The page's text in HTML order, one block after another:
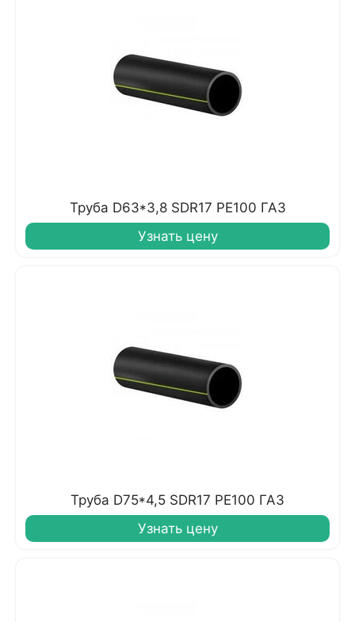
Труба D63*3,8 SDR17 PE100 ГАЗ
Узнать цену
Труба D75*4,5 SDR17 PE100 ГАЗ
Узнать цену